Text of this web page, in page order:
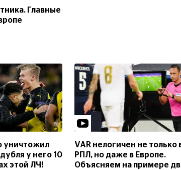
Главные
уничтожил
у него 10
этой ЛЧ!
VAR нелогичен не только
РПЛ, но даже в Европе.
Объясняем на примере